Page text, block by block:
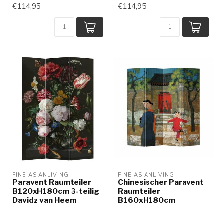
€114,95 €114,95
FINE ASIANLIVING
Paravent Raumteiler
B120xH180cm 3-teilig
Davidz van Heem
FINE ASIANLIVING
Chinesischer Paravent
Raumteiler
B160xH180cm